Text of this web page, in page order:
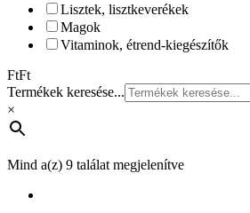
Lisztek, lisztkeverékek
Magok
Vitaminok, étrend-kiegészítők
FtFt
Termékek keresése...
×
Mind a(z) 9 találat megjelenítve